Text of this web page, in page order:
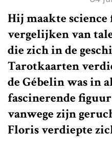
Hij maakte
vergelijken van
die zich in de
Tarotkaarten
de Gébelin was in
fascinerende
vanwege zijn
Floris verdiepte